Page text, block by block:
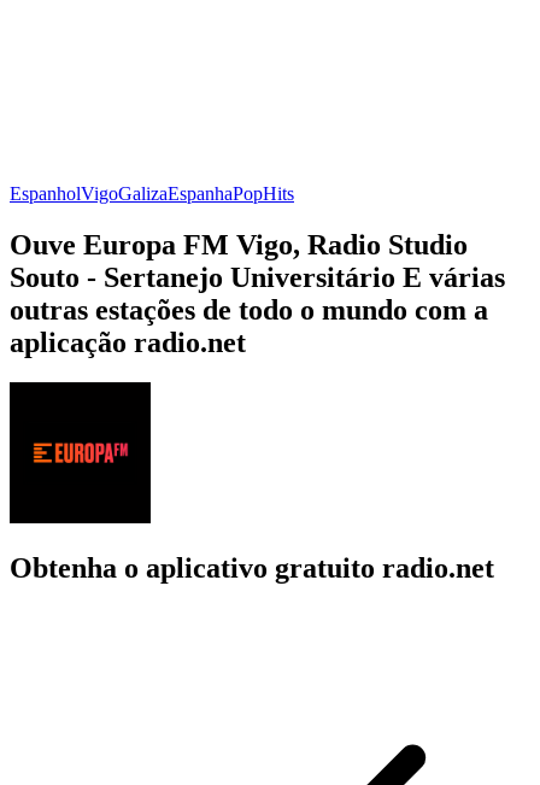
EspanholVigoGalizaEspanhaPopHits
Ouve Europa FM Vigo, Radio Studio
Souto - Sertanejo Universitário E várias
outras estações de todo o mundo com a
aplicação radio.net
Obtenha o aplicativo gratuito radio.net